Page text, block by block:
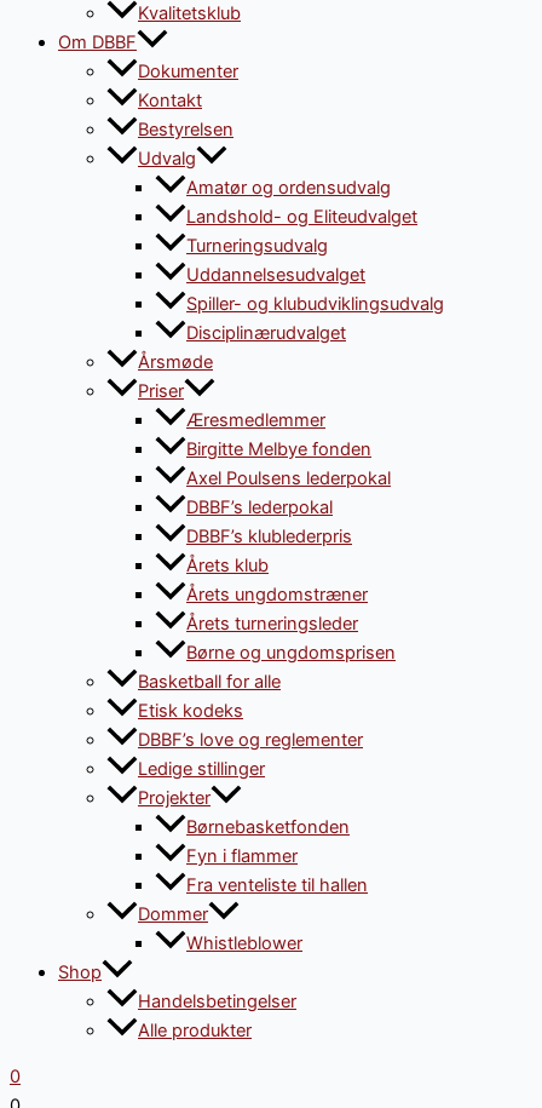
Kvalitetsklub
Om DBBF
Dokumenter
Kontakt
Bestyrelsen
Udvalg
Amatør og ordensudvalg
Landshold- og Eliteudvalget
Turneringsudvalg
Uddannelsesudvalget
Spiller- og klubudviklingsudvalg
Disciplinærudvalget
Årsmøde
Priser
Æresmedlemmer
Birgitte Melbye fonden
Axel Poulsens lederpokal
DBBF’s lederpokal
DBBF’s klublederpris
Årets klub
Årets ungdomstræner
Årets turneringsleder
Børne og ungdomsprisen
Basketball for alle
Etisk kodeks
DBBF’s love og reglementer
Ledige stillinger
Projekter
Børnebasketfonden
Fyn i flammer
Fra venteliste til hallen
Dommer
Whistleblower
Shop
Handelsbetingelser
Alle produkter
0